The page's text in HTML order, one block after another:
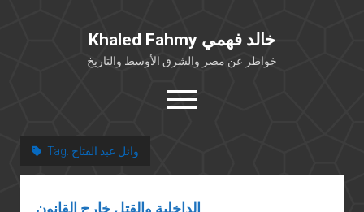
Khaled Fahmy خالد فهمي
خواطر عن مصر والشرق الأوسط والتاريخ
open
menu
Tag: وائل عبد الفتاح
الداخلية والقتل خارج القانون